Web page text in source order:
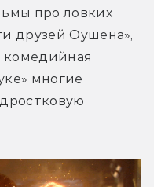
про ловких
друзей Оушена»,
комедийная
многие